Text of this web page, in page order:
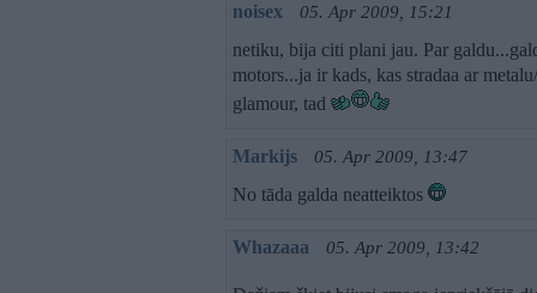
noisex 05. Apr 2009, 15:21
netiku, bija citi plani jau. Par
motors...ja ir kads, kas stradaa ar
glamour, tad
Markijs 05. Apr 2009, 13:47
No tāda galda neatteiktos
Whazaaa 05. Apr 2009, 13:42